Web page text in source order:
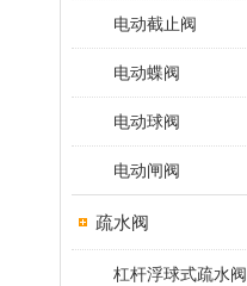
电动截止阀
电动蝶阀
电动球阀
电动闸阀
疏水阀
杠杆浮球式疏水阀